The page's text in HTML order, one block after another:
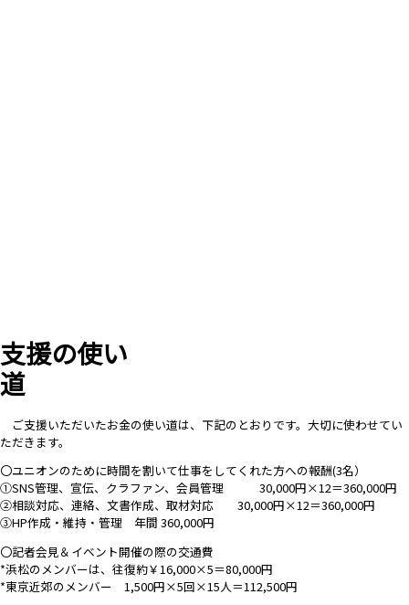
支援の使い
道
ご支援いただいたお金の使い道は、下記のとおりです。大切に使わせてい
ただきます。
〇ユニオンのために時間を割いて仕事をしてくれた方への報酬(3名）
①SNS管理、宣伝、クラファン、会員管理 30,000円×12＝360,000円
②相談対応、連絡、文書作成、取材対応 30,000円×12＝360,000円
③HP作成・維持・管理 年間 360,000円
〇記者会見＆イベント開催の際の交通費
*浜松のメンバーは、往復約￥16,000×5＝80,000円
*東京近郊のメンバー 1,500円×5回×15人＝112,500円